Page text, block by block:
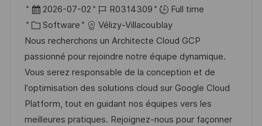
o
c
a
t
i
o
n
P
o
s
t
e
d
D
a
2026-07-02
J
o
b
I
d
R0314309
Full time
C
a
t
e
g
o
r
Software
Vélizy-Villacoublay
Nous recherchons un Architecte Cloud GCP
passionné pour rejoindre notre équipe dynamique.
Vous serez responsable de la conception et de
l'optimisation des solutions cloud sur Google Cloud
Platform, tout en guidant nos équipes vers les
meilleures pratiques. Rejoignez-nous pour façonner